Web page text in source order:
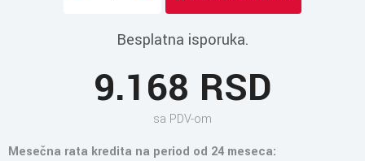
Besplatna isporuka.
9.168 RSD
sa PDV-om
Mesečna rata kredita na period od 24 meseca: